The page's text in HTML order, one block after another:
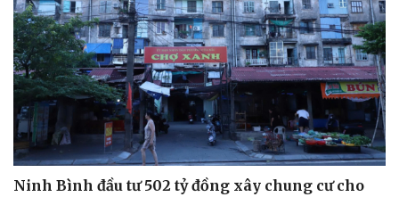
Ninh Bình đầu tư 502 tỷ đồng xây chung cư cho